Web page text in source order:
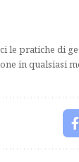
le pratiche di
in qualsiasi